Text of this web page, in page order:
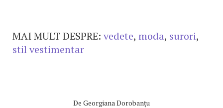
MAI MULT DESPRE: vedete, moda, surori,
stil vestimentar
De Georgiana Dorobanțu